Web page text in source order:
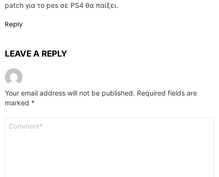
patch για το pes σε PS4 θα παίξει.
Reply
LEAVE A REPLY
Your email address will not be published. Required fields are
marked *
Comment